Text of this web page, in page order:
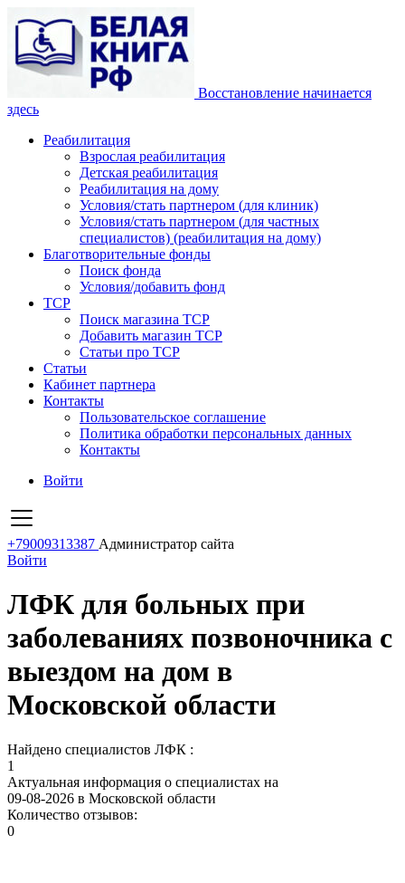
Восстановление начинается
здесь
Реабилитация
Взрослая реабилитация
Детская реабилитация
Реабилитация на дому
Условия/стать партнером (для клиник)
Условия/стать партнером (для частных
специалистов) (реабилитация на дому)
Благотворительные фонды
Поиск фонда
Условия/добавить фонд
ТСР
Поиск магазина ТСР
Добавить магазин ТСР
Статьи про ТСР
Статьи
Кабинет партнера
Контакты
Пользовательское соглашение
Политика обработки персональных данных
Контакты
Войти
+79009313387 Администратор сайта
Войти
ЛФК для больных при
заболеваниях позвоночника с
выездом на дом в
Московской области
Найдено специалистов ЛФК :
1
Актуальная информация о специалистах на
09-08-2026 в Московской области
Количество отзывов:
0